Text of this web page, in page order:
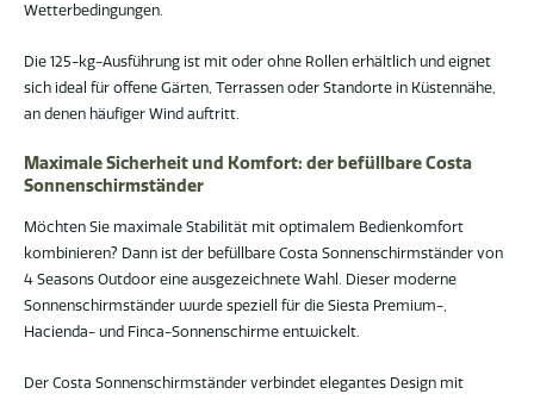
Wetterbedingungen.
Die 125-kg-Ausführung ist mit oder ohne Rollen erhältlich und eignet
sich ideal für offene Gärten, Terrassen oder Standorte in Küstennähe,
an denen häufiger Wind auftritt.
Maximale Sicherheit und Komfort: der befüllbare Costa
Sonnenschirmständer
Möchten Sie maximale Stabilität mit optimalem Bedienkomfort
kombinieren? Dann ist der befüllbare Costa Sonnenschirmständer von
4 Seasons Outdoor eine ausgezeichnete Wahl. Dieser moderne
Sonnenschirmständer wurde speziell für die Siesta Premium-,
Hacienda- und Finca-Sonnenschirme entwickelt.
Der Costa Sonnenschirmständer verbindet elegantes Design mit